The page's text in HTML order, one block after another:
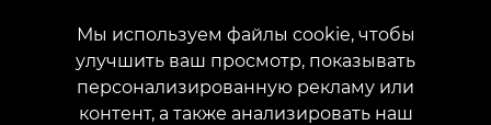
Мы используем файлы cookie, чтобы
улучшить ваш просмотр, показывать
персонализированную рекламу или
контент, а также анализировать наш